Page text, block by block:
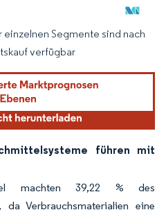
erfordert Namensnennung
Segmente sind nach
verfügbar
führen mit
machten 39,22 % des
da Verbrauchsmaterialien eine